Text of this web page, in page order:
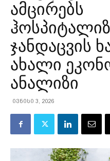
ამცირებს
ჯანდაცვის
ახალი
ანალიზი
ივნისი 3, 2026